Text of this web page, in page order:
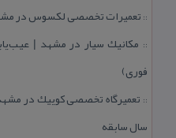
:: تعمیرات تخصصی لكسوس در
:: مكانیك سیار در مشهد |
فوری)
::
سال سابقه